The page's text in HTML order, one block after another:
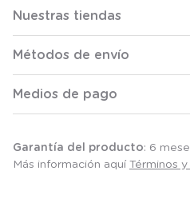
Nuestras tiendas
Métodos de envío
Medios de pago
Garantía del producto: 6
Más información aquí Términos